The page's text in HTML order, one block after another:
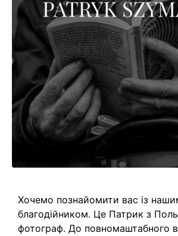
Хочемо познайомити вас із
благодійником. Це Патрик з
фотограф. До повномаштабного